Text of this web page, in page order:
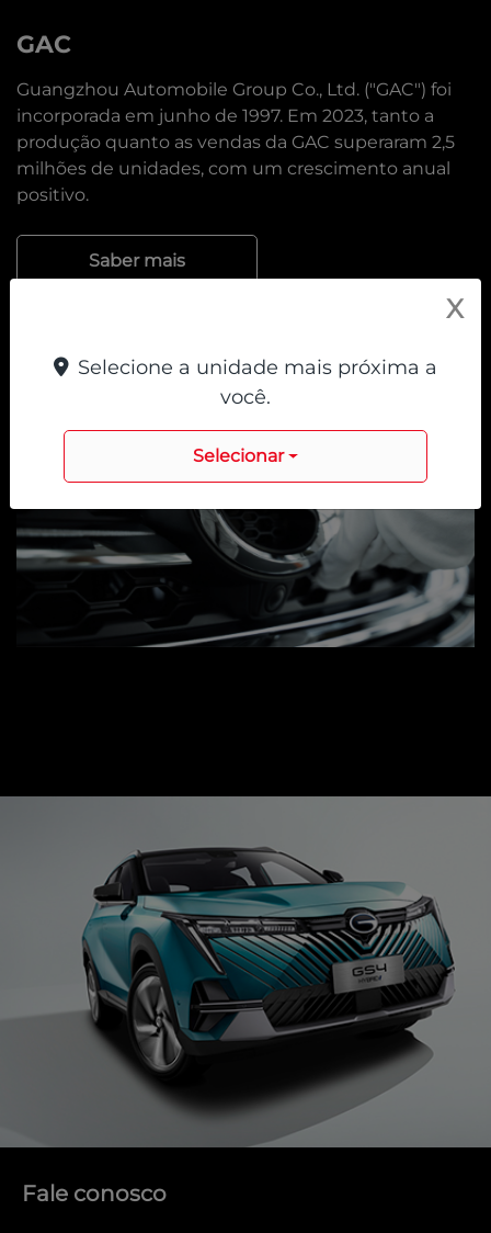
GAC
Guangzhou Automobile Group Co., Ltd. ("GAC") foi
incorporada em junho de 1997. Em 2023, tanto a
produção quanto as vendas da GAC superaram 2,5
milhões de unidades, com um crescimento anual
positivo.
Saber mais
Fale conosco
X
Selecione a unidade mais próxima a
você.
Selecionar